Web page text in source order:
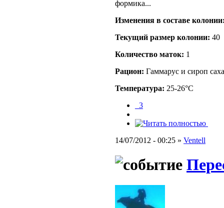
формика...
Изменения в составе
Текущий размер кoлонии: 40
Количество маток: 1
Рацион: Гаммарус и сироп
Температура: 25-26°C
_3
14/07/2012 - 00:25 » Ventell